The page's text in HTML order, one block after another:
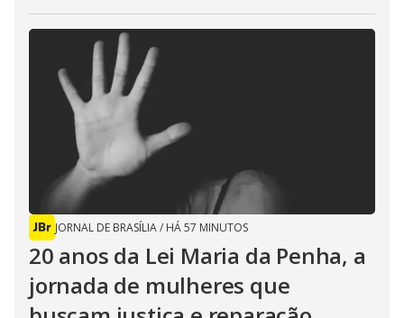
JORNAL DE BRASÍLIA/ HÁ 57 MINUTOS
20 anos da Lei Maria da Penha, a
jornada de mulheres que